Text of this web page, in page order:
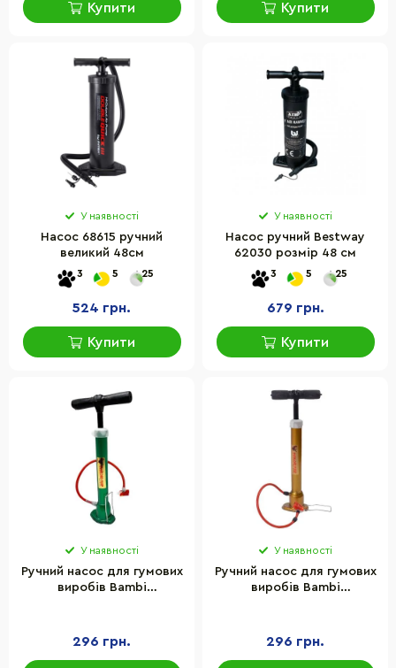
Купити Купити
У наявності
Насос 68615 ручний
великий 48см
3 5 25
524 грн.
Купити
У наявності
Насос ручний Bestway
62030 розмір 48 см
3 5 25
679 грн.
Купити
У наявності
Ручний насос для гумових
виробів Bambi
296 грн.
У наявності
Ручний насос для гумових
виробів Bambi
296 грн.